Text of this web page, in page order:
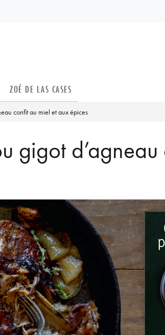
ZOÉ DE LAS CASES
confit au miel et aux épices
gigot